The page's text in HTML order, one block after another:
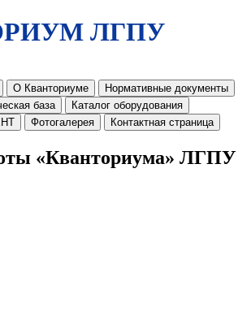
ЛГПУ
О Кванториуме
Нормативные документы
база
Каталог оборудования
Фотогалерея Контактная страница
«Кванториума» ЛГПУ